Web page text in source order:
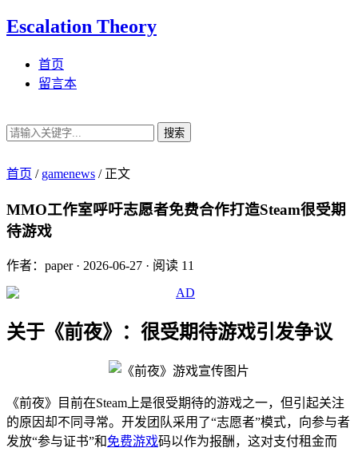
Escalation Theory
首页
留言本
搜索
首页 / gamenews /正文
MMO工作室呼吁志愿者免费合作打造Steam很受期
待游戏
作者：paper· 2026-06-27 · 阅读 11
关于《前夜》：很受期待游戏引发争议
《前夜》目前在Steam上是很受期待的游戏之一，但引起关注
的原因却不同寻常。开发团队采用了“志愿者”模式，向参与者
发放“参与证书”和免费游戏码以作为报酬，这对支付租金而